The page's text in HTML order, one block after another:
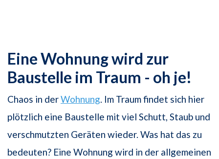
Eine Wohnung wird zur
Baustelle im Traum - oh je!
Chaos in derWohnung . Im Traum findet sich hier
plötzlich eine Baustelle mit viel Schutt, Staub und
verschmutzten Geräten wieder. Was hat das zu
bedeuten? Eine Wohnung wird in der allgemeinen